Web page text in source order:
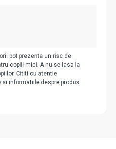
pot prezenta un risc de
copiii mici. A nu se lasa la
Cititi cu atentie
informatiile despre produs.